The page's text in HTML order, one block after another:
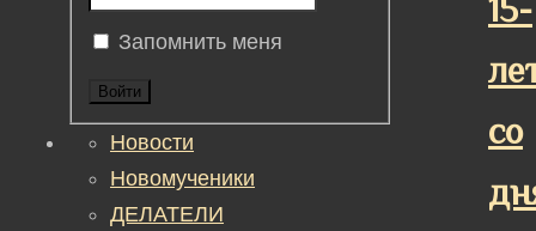
15-
со
Запомнить меня
Войти
Новости
Новомученики
ДЕЛАТЕЛИ